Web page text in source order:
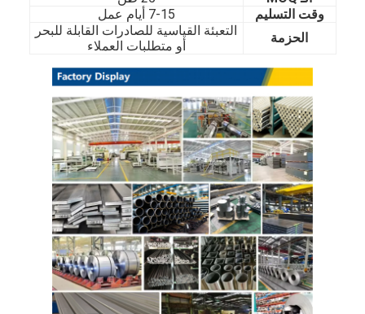
حولنا
مراقبة الجودة
اتصل بنا
أخبار
صفائح الفولاذ المقاوم للصدأ المدرفلة على البارد
لفائف الفولاذ المقاوم للصدأ المدرفلة على البارد
ورقة الفولاذ المقاوم للصدأ المدرفلة على الساخن
وقت التسليم
7-15 أيام عمل
الحزمة
التعبئة القياسية للصادرات القابلة للبحر
أو متطلبات العملاء